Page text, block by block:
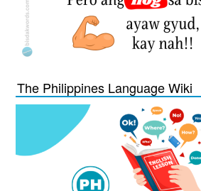
The Philippines Language Wiki